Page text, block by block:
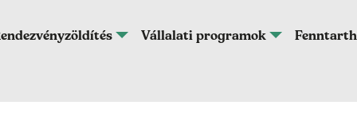
Vállalati programok